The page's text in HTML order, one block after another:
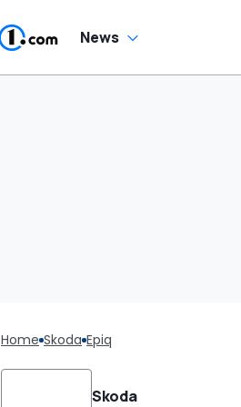
News
Home Skoda Epiq
Skoda